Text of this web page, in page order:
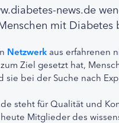
news.de
mit Diabetes
Netzwerk aus erfahrenen
Ziel gesetzt hat,
sie bei der Suche nach
steht für Qualität und
Mitglieder des